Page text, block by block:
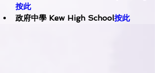
按此
政府中學 Kew High School按此